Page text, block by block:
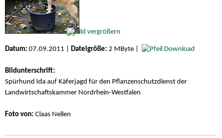
Datum: 07.09.2011 | Dateigröße: 2 MByte | Download
Bildunterschrift:
Spürhund Ida auf Käferjagd für den Pflanzenschutzdienst der
Landwirtschaftskammer Nordrhein-Westfalen
Foto von: Claas Nellen